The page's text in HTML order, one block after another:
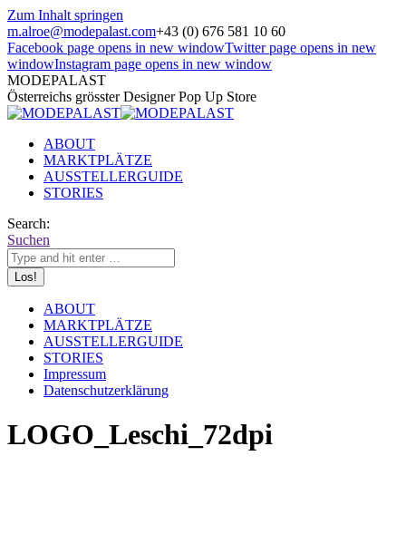
Zum Inhalt springen
m.alroe@modepalast.com+43 (0) 676 581 10 60
Facebook page opens in new windowTwitter page opens in new
windowInstagram page opens in new window
MODEPALAST
Österreichs grösster Designer Pop Up Store
ABOUT
MARKTPLÄTZE
AUSSTELLERGUIDE
STORIES
Search:
Suchen
ABOUT
MARKTPLÄTZE
AUSSTELLERGUIDE
STORIES
Impressum
Datenschutzerklärung
LOGO_Leschi_72dpi